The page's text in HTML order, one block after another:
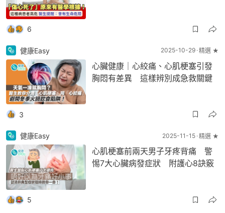
6
健康Easy 2025-10-29 精選 ★
心臟健康｜心絞痛、心肌梗塞引發
胸悶有差異 這樣辨別成急救關鍵
3
健康Easy 2025-11-15 精選 ★
心肌梗塞前兩天男子牙疼背痛 警
惕7大心臟病發症狀 附護心8訣竅
5